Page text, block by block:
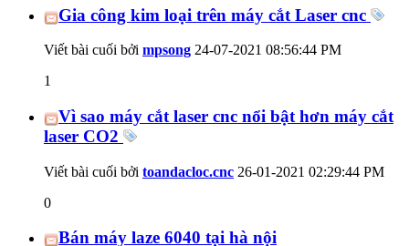
Gia công kim loại trên máy cắt Laser cnc
Viết bài cuối bởi mpsong 24-07-2021 08:56:44 PM
1
Vì sao máy cắt laser cnc nổi bật hơn máy cắt
laser CO2
Viết bài cuối bởi toandacloc.cnc 26-01-2021 02:29:44 PM
0
Bán máy laze 6040 tại hà nội